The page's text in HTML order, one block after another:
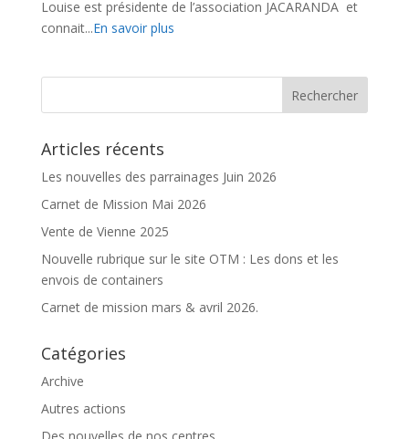
Louise est présidente de l’association JACARANDA et
connait...En savoir plus
Articles récents
Les nouvelles des parrainages Juin 2026
Carnet de Mission Mai 2026
Vente de Vienne 2025
Nouvelle rubrique sur le site OTM : Les dons et les
envois de containers
Carnet de mission mars & avril 2026.
Catégories
Archive
Autres actions